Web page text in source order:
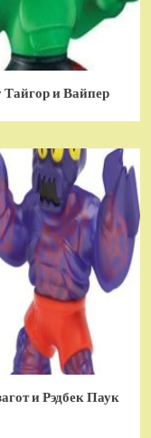
и Вайпер
и Рэдбек Паук